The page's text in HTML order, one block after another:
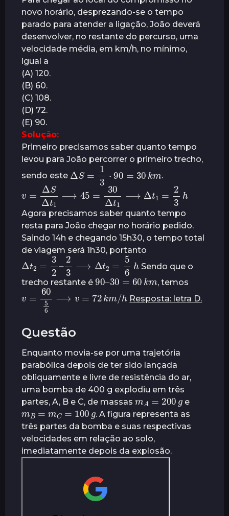
novo horário, desprezando-se o tempo
parado para atender a ligação, João deverá
desenvolver, no restante do percurso, uma
velocidade média, em km/h, no mínimo,
igual a
(A) 120.
(B) 60.
(C) 108.
(D) 72.
(E) 90.
Solução:
Primeiro precisamos saber quanto tempo
levou para João percorrer o primeiro trecho,
sendo este
ΔS 3 90= 30km
.
ΔSΔ 45 30Δ Δt 1 h
Agora precisamos saber quanto tempo
resta para João chegar no horário pedido.
Saindo 14h e chegando 15h30, o tempo total
de viagem será 1h30, portanto
Δ 32 2 Δt 2 6h
Sendo que o
trecho restante é
90 –
30= 60 km
, temos
605 72k m h
Resposta: letra D.
Questão
Enquanto movia-se por uma trajetória
parabólica depois de ter sido lançada
obliquamente e livre de resistência do ar,
uma bomba de 400 g explodiu em três
partes, A, B e C, de massas
mA=200
g
e
mB=m C= 100g
. A figura representa as
três partes da bomba e suas respectivas
velocidades em relação ao solo,
imediatamente depois da explosão.